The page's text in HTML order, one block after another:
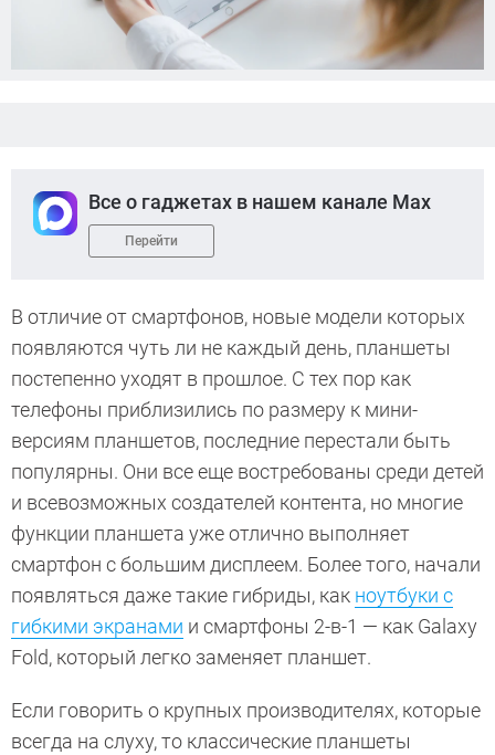
Все о гаджетах в нашем канале Max
Перейти
В отличие от смартфонов, новые модели которых
появляются чуть ли не каждый день, планшеты
постепенно уходят в прошлое. С тех пор как
телефоны приблизились по размеру к мини-
версиям планшетов, последние перестали быть
популярны. Они все еще востребованы среди детей
и всевозможных создателей контента, но многие
функции планшета уже отлично выполняет
смартфон с большим дисплеем. Более того, начали
появляться даже такие гибриды, как ноутбуки с
гибкими экранами и смартфоны 2-в-1 — как Galaxy
Fold, который легко заменяет планшет.
Если говорить о крупных производителях, которые
всегда на слуху, то классические планшеты